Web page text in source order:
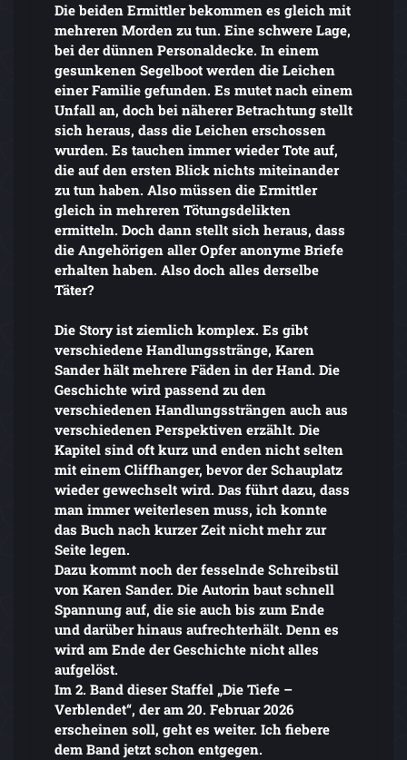
Die beiden Ermittler bekommen es gleich mit
mehreren Morden zu tun. Eine schwere Lage,
bei der dünnen Personaldecke. In einem
gesunkenen Segelboot werden die Leichen
einer Familie gefunden. Es mutet nach einem
Unfall an, doch bei näherer Betrachtung stellt
sich heraus, dass die Leichen erschossen
wurden. Es tauchen immer wieder Tote auf,
die auf den ersten Blick nichts miteinander
zu tun haben. Also müssen die Ermittler
gleich in mehreren Tötungsdelikten
ermitteln. Doch dann stellt sich heraus, dass
die Angehörigen aller Opfer anonyme Briefe
erhalten haben. Also doch alles derselbe
Täter?
Die Story ist ziemlich komplex. Es gibt
verschiedene Handlungsstränge, Karen
Sander hält mehrere Fäden in der Hand. Die
Geschichte wird passend zu den
verschiedenen Handlungssträngen auch aus
verschiedenen Perspektiven erzählt. Die
Kapitel sind oft kurz und enden nicht selten
mit einem Cliffhanger, bevor der Schauplatz
wieder gewechselt wird. Das führt dazu, dass
man immer weiterlesen muss, ich konnte
das Buch nach kurzer Zeit nicht mehr zur
Seite legen.
Dazu kommt noch der fesselnde Schreibstil
von Karen Sander. Die Autorin baut schnell
Spannung auf, die sie auch bis zum Ende
und darüber hinaus aufrechterhält. Denn es
wird am Ende der Geschichte nicht alles
aufgelöst.
Im 2. Band dieser Staffel „Die Tiefe –
Verblendet“, der am 20. Februar 2026
erscheinen soll, geht es weiter. Ich fiebere
dem Band jetzt schon entgegen.